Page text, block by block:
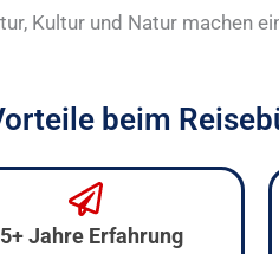
Kultur und Natur machen
beim
Jahre Erfahrung